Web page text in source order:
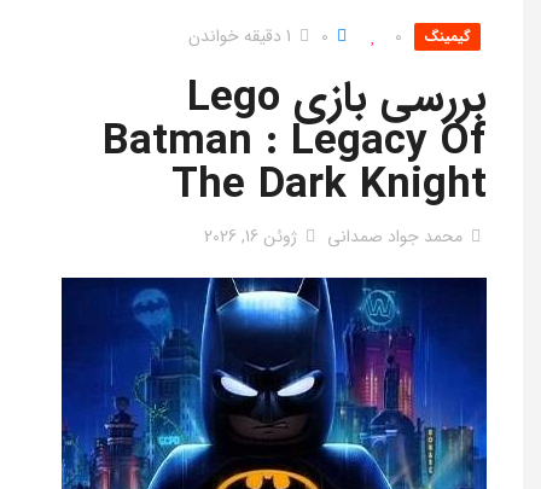
گیمینگ 0
0 1 دقیقه خواندن
بررسی بازی Lego
Batman : Legacy Of
The Dark Knight
محمد جواد صمدانی ژوئن 16, 2026